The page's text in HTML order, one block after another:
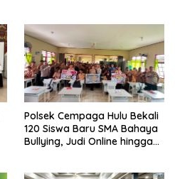
Polsek Cempaga Hulu Bekali
120 Siswa Baru SMA Bahaya
Bullying, Judi Online hingga